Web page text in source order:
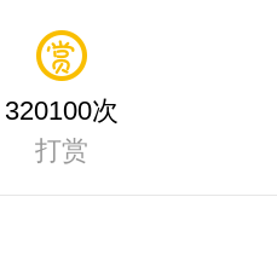
320100次
打赏